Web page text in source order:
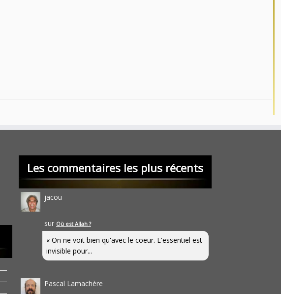
Les commentaires les plus récents
jacou
sur Où est Allah ?
« On ne voit bien qu'avec le coeur. L'essentiel est
invisible pour...
Pascal Lamachère